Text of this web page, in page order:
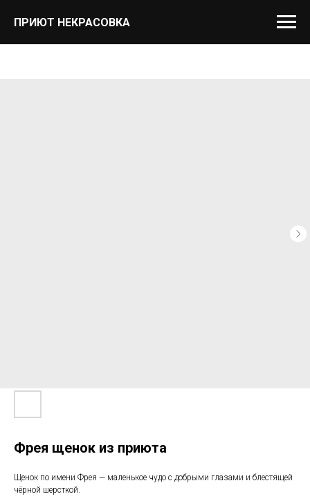
ПРИЮТ НЕКРАСОВКА
Фрея щенок из приюта
Щенок по имени Фрея — маленькое чудо с добрыми глазами и блестящей
чёрной шерсткой.